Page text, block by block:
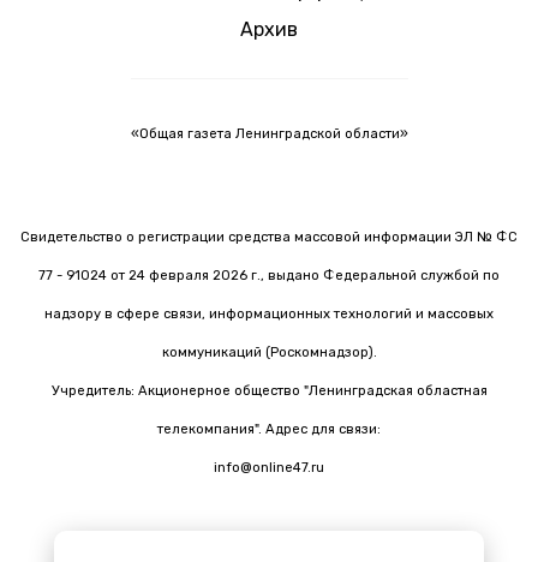
Архив
«Общая газета Ленинградской области»
Свидетельство о регистрации средства массовой информации ЭЛ № ФС
77 - 91024 от 24 февраля 2026 г., выдано Федеральной службой по
надзору в сфере связи, информационных технологий и массовых
коммуникаций (Роскомнадзор).
Учредитель: Акционерное общество "Ленинградская областная
телекомпания". Адрес для связи:
info@online47.ru